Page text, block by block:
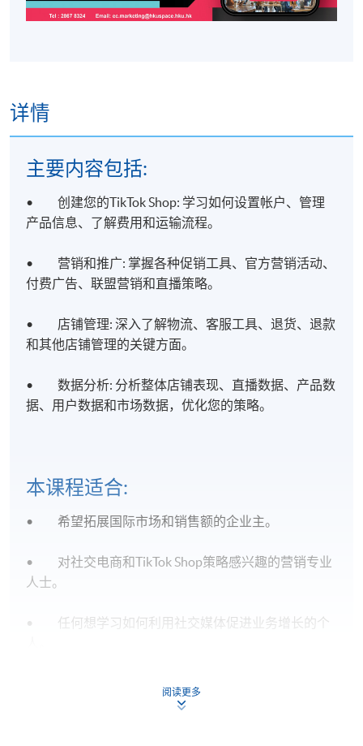
详情
主要内容包括:
• 创建您的TikTok Shop: 学习如何设置帐户、管理
产品信息、了解费用和运输流程。
• 营销和推广: 掌握各种促销工具、官方营销活动、
付费广告、联盟营销和直播策略。
• 店铺管理: 深入了解物流、客服工具、退货、退款
和其他店铺管理的关键方面。
• 数据分析: 分析整体店铺表现、直播数据、产品数
据、用户数据和市场数据，优化您的策略。
本课程适合:
• 希望拓展国际市场和销售额的企业主。
• 对社交电商和TikTok Shop策略感兴趣的营销专业
人士。
• 任何想学习如何利用社交媒体促进业务增长的个
立即报名，释放社交电商和Tik Tok Shop的潜力，助力
阅读更多